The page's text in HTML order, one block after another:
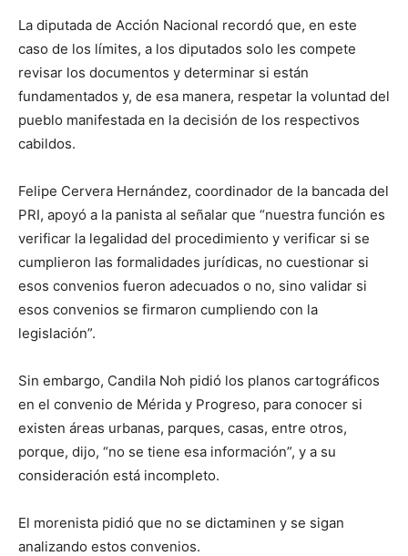
La diputada de Acción Nacional recordó que, en este
caso de los límites, a los diputados solo les compete
revisar los documentos y determinar si están
fundamentados y, de esa manera, respetar la voluntad del
pueblo manifestada en la decisión de los respectivos
cabildos.
Felipe Cervera Hernández, coordinador de la bancada del
PRI, apoyó a la panista al señalar que “nuestra función es
verificar la legalidad del procedimiento y verificar si se
cumplieron las formalidades jurídicas, no cuestionar si
esos convenios fueron adecuados o no, sino validar si
esos convenios se firmaron cumpliendo con la
legislación”.
Sin embargo, Candila Noh pidió los planos cartográficos
en el convenio de Mérida y Progreso, para conocer si
existen áreas urbanas, parques, casas, entre otros,
porque, dijo, “no se tiene esa información”, y a su
consideración está incompleto.
El morenista pidió que no se dictaminen y se sigan
analizando estos convenios.